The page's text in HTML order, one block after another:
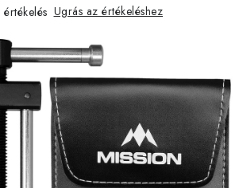
Ugrás az értékeléshez